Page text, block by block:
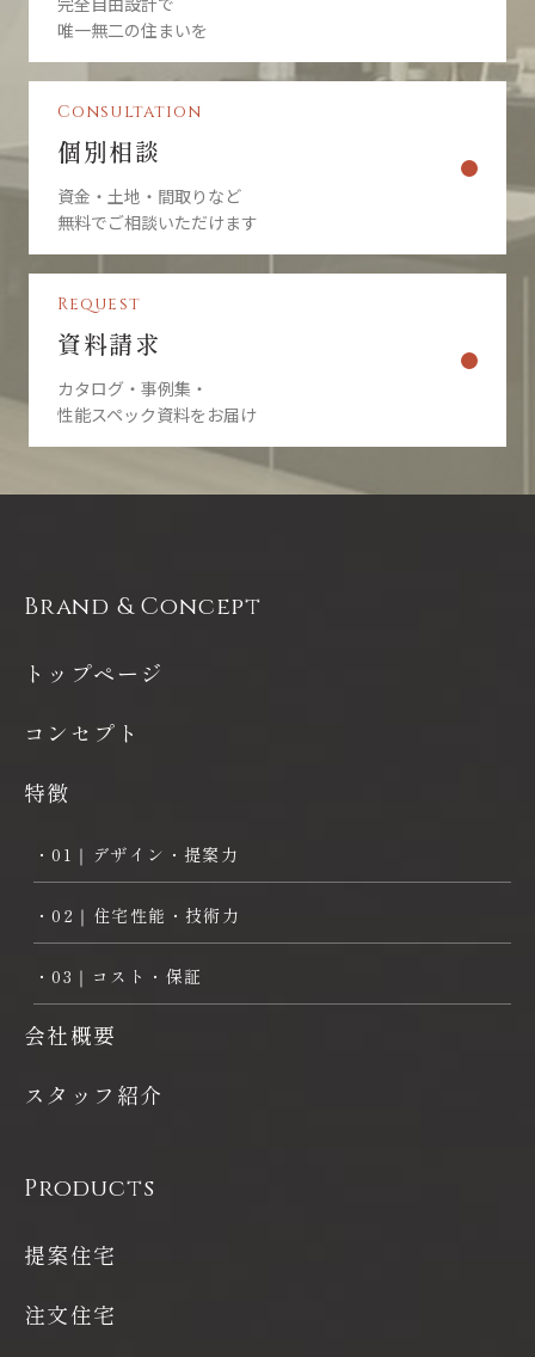
唯一無二の住まいを
Consultation
個別相談
資金・土地・間取りなど
無料でご相談いただけます
Request
資料請求
カタログ・事例集・
性能スペック資料をお届け
Brand & Concept
トップページ
コンセプト
特徴
・01｜デザイン・提案力
・02｜住宅性能・技術力
・03｜コスト・保証
会社概要
スタッフ紹介
Products
提案住宅
注文住宅